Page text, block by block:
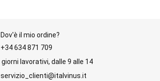
Dov'è il mio ordine?
+34 634 871 709
giorni lavorativi, dalle 9 alle 14
servizio_clienti@italvinus.it